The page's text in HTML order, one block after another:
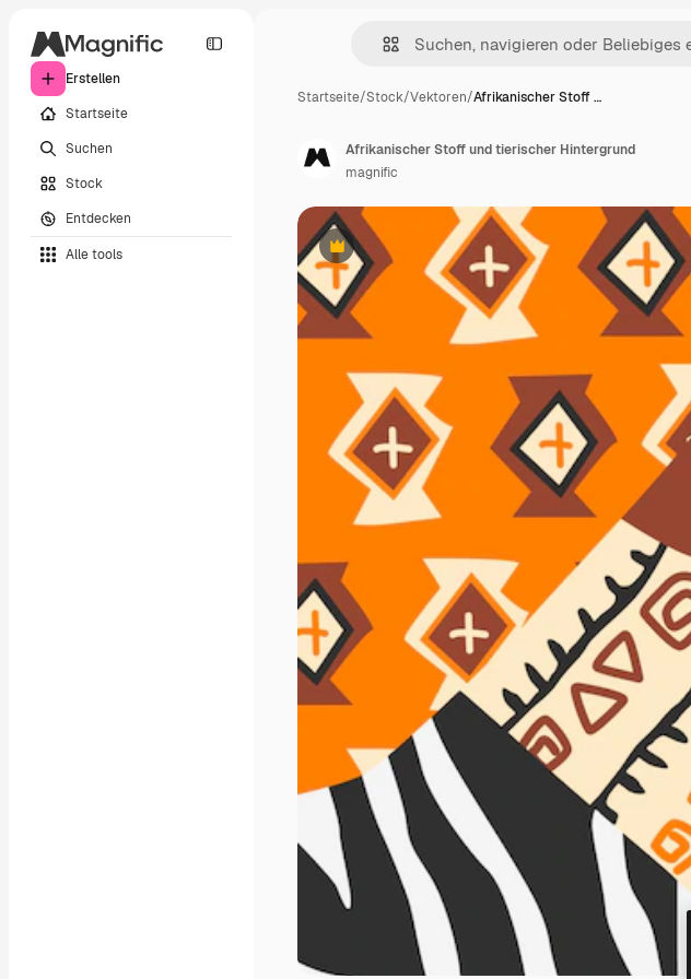
Erstellen
Startseite
Suchen
Stock
Entdecken
Alle tools
Startseite/Stock/Vektoren/Afrikanischer Stoff …
Premium
Afrikanischer Stoff und tierischer Hintergrund
magnific